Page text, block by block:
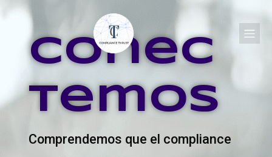
Conec
temos
Comprendemos que el compliance